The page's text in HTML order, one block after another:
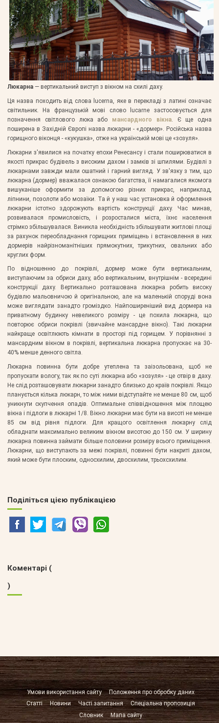
Люкарна — вертикальний виступ з вікном на схилі даху.
Ця назва походить від слова lucerna, яке в перекладі з латині означає
світильник. На французькій мові слово lucarne застосовується для
позначення світлового люка або мансардного вікна. Є ще одна
поширена в Західній Європі назва люкарни - «дормер». Російська назва
горищного віконця - «кукушка», отже на українській мові це «зозуля».
Люкарни з'явилися на початку епохи Ренесансу і стали поширюватися в
якості прикрас будівель з високим дахом і замків зі шпилями. Будівлі з
люкарнами завжди мали ошатний і гарний вигляд. У зв'язку з тим, що
люкарна (дормер) вважалася ознакою багатства, її намагалися якомога
вишуканіше оформити за допомогою різних прикрас, наприклад,
ліпнини, позолоти або мозаїки. Та й у наш час установка й оформлення
люкарни істотно здорожують вартість конструкції даху. Час минав,
розвивалася промисловість, і розросталися міста, їхнє населення
стрімко збільшувалася. Виникла необхідність збільшувати житлові площі
за рахунок переобладнання горищних приміщень і встановлення в них
дормерів найрізноманітніших прямокутних, трикутних, овальних або
круглих форм.
По відношенню до покрівлі, дормер може бути вертикальним,
виступаючим за обриси даху, або вертикальним, внутрішнім - всередині
конструкції даху. Вертикально розташована люкарна робить високу
будівлю мальовничою й оригінальною, але на маленькій споруді вона
може виглядати занадто громіздко. Найпоширеніший вид дормера на
приватному будинку невеликого розміру - це похила люкарна, що
повторює обриси покрівлі (звичайне мансардне вікно). Такі люкарни
найкраще освітлюють кімнати в просторі під горищем. У порівнянні з
мансардним вікном в покрівлі, вертикальна люкарна пропускає на 30-
40% менше денного світла.
Люкарна повинна бути добре утеплена та заізольована, щоб не
пропускати вологу, так як по суті люкарна або «зозуля» - це отвір в даху.
Не слід розташовувати люкарни занадто близько до країв покрівлі. Якщо
планується кілька люкарн, то між ними відступайте не менше 80 см, щоб
уникнути скупчення опадів. Оптимальне співвідношення між площею
вікна і підлоги в люкарні 1/8. Вікно люкарни має бути на висоті не менше
85 см від рівня підлоги. Для кращого освітлення люкарну слід
обладнати максимально великим вікном висотою до 150 см. У ширину
люкарна повинна займати більше половини розміру всього приміщення.
Люкарни, що виступають за межі покрівлі, повинні бути накриті дахом,
який може бути плоским, односхилим, двосхилим, трьохсхилим.
Поділіться цією публікацією
Коментарі (
)
Умови використання сайту
Положення про обробку даних
Статті
Новини Часті запитання
Спеціальна пропозиція
Словник
Мапа сайту